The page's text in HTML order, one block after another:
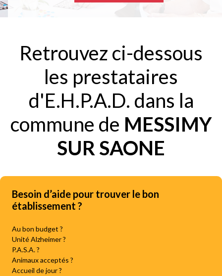
Retrouvez ci-dessous
les prestataires
d'E.H.P.A.D. dans la
commune de MESSIMY
SUR SAONE
Besoin d’aide pour trouver le bon
établissement ?
Au bon budget ?
Unité Alzheimer ?
P.A.S.A. ?
Animaux acceptés ?
Accueil de jour ?